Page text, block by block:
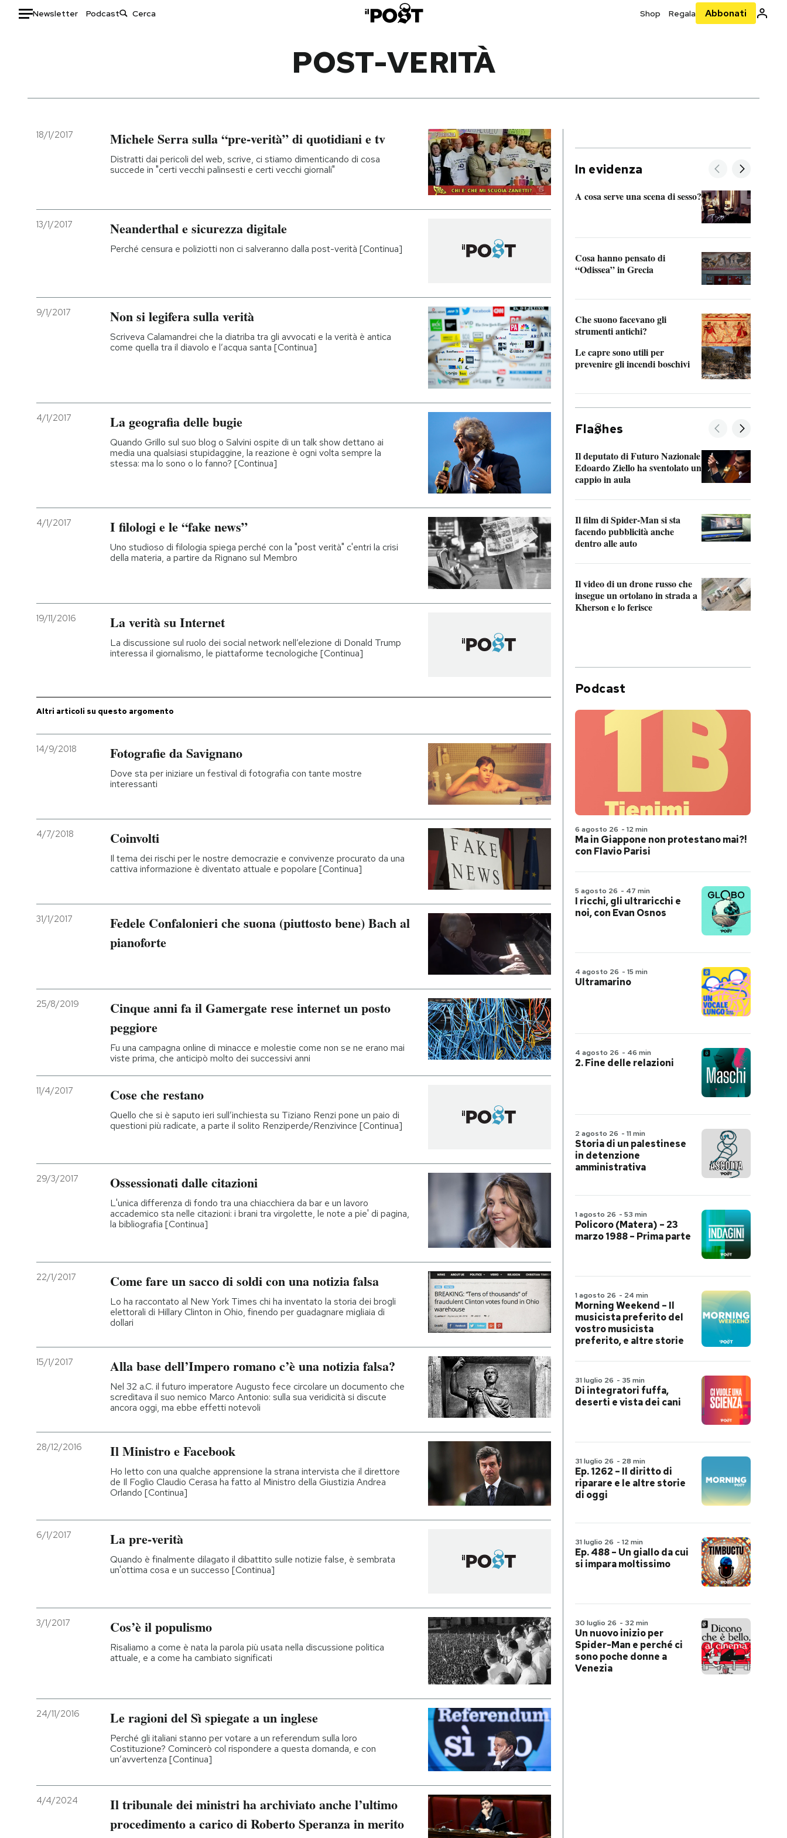
Newsletter Podcast Shop Regala Abbonati
Italia
Politica
Moda
Ok Boomer!
Mondiali calcio 2026
SHOP
POST-VERITÀ
18/1/2017 Michele Serra sulla “pre-verità” di quotidiani e tv
Distratti dai pericoli del web, scrive, ci stiamo dimenticando di cosa
succede in "certi vecchi palinsesti e certi vecchi giornali"
13/1/2017 Neanderthal e sicurezza digitale
Perché censura e poliziotti non ci salveranno dalla post-verità [Continua]
9/1/2017 Non si legifera sulla verità
Scriveva Calamandrei che la diatriba tra gli avvocati e la verità è antica
come quella tra il diavolo e l’acqua santa [Continua]
4/1/2017 La geografia delle bugie
Quando Grillo sul suo blog o Salvini ospite di un talk show dettano ai
media una qualsiasi stupidaggine, la reazione è ogni volta sempre la
stessa: ma lo sono o lo fanno? [Continua]
4/1/2017 I filologi e le “fake news”
Uno studioso di filologia spiega perché con la "post verità" c'entri la crisi
della materia, a partire da Rignano sul Membro
19/11/2016 La verità su Internet
La discussione sul ruolo dei social network nell’elezione di Donald Trump
interessa il giornalismo, le piattaforme tecnologiche [Continua]
Altri articoli su questo argomento
14/9/2018 Fotografie da Savignano
Dove sta per iniziare un festival di fotografia con tante mostre
interessanti
4/7/2018 Coinvolti
Il tema dei rischi per le nostre democrazie e convivenze procurato da una
cattiva informazione è diventato attuale e popolare [Continua]
31/1/2017
Fedele Confalonieri che suona (piuttosto bene) Bach al
pianoforte
25/8/2019
Cinque anni fa il Gamergate rese internet un posto
peggiore
Fu una campagna online di minacce e molestie come non se ne erano mai
viste prima, che anticipò molto dei successivi anni
11/4/2017 Cose che restano
Quello che si è saputo ieri sull’inchiesta su Tiziano Renzi pone un paio di
questioni più radicate, a parte il solito Renziperde/Renzivince [Continua]
29/3/2017 Ossessionati dalle citazioni
L'unica differenza di fondo tra una chiacchiera da bar e un lavoro
accademico sta nelle citazioni: i brani tra virgolette, le note a pie' di pagina,
la bibliografia [Continua]
22/1/2017 Come fare un sacco di soldi con una notizia falsa
Lo ha raccontato al New York Times chi ha inventato la storia dei brogli
elettorali di Hillary Clinton in Ohio, finendo per guadagnare migliaia di
dollari
15/1/2017 Alla base dell’Impero romano c’è una notizia falsa?
Nel 32 a.C. il futuro imperatore Augusto fece circolare un documento che
screditava il suo nemico Marco Antonio: sulla sua veridicità si discute
ancora oggi, ma ebbe effetti notevoli
28/12/2016 Il Ministro e Facebook
Ho letto con una qualche apprensione la strana intervista che il direttore
de Il Foglio Claudio Cerasa ha fatto al Ministro della Giustizia Andrea
Orlando [Continua]
6/1/2017 La pre-verità
Quando è finalmente dilagato il dibattito sulle notizie false, è sembrata
un'ottima cosa e un successo [Continua]
3/1/2017 Cos’è il populismo
Risaliamo a come è nata la parola più usata nella discussione politica
attuale, e a come ha cambiato significati
24/11/2016 Le ragioni del Sì spiegate a un inglese
Perché gli italiani stanno per votare a un referendum sulla loro
Costituzione? Comincerò col rispondere a questa domanda, e con
un’avvertenza [Continua]
4/4/2024
Il tribunale dei ministri ha archiviato anche l’ultimo
procedimento a carico di Roberto Speranza in merito
In evidenza
A cosa serve una scena di sesso?
Cosa hanno pensato di
“Odissea” in Grecia
Che suono facevano gli
strumenti antichi?
Le capre sono utili per
prevenire gli incendi boschivi
Fla hes
Il deputato di Futuro Nazionale
Edoardo Ziello ha sventolato un
cappio in aula
Il film di Spider-Man si sta
facendo pubblicità anche
dentro alle auto
Il video di un drone russo che
insegue un ortolano in strada a
Kherson e lo ferisce
Podcast
6 agosto 26 - 12 min
Ma in Giappone non protestano mai?!
con Flavio Parisi
5 agosto 26 - 47 min
I ricchi, gli ultraricchi e
noi, con Evan Osnos
4 agosto 26 - 15 min
Ultramarino
4 agosto 26 - 46 min
2. Fine delle relazioni
2 agosto 26 - 11 min
Storia di un palestinese
in detenzione
amministrativa
1 agosto 26 - 53 min
Policoro (Matera) – 23
marzo 1988 – Prima parte
1 agosto 26 - 24 min
Morning Weekend – Il
musicista preferito del
vostro musicista
preferito, e altre storie
31 luglio 26 - 35 min
Di integratori fuffa,
deserti e vista dei cani
31 luglio 26 - 28 min
Ep. 1262 – Il diritto di
riparare e le altre storie
di oggi
31 luglio 26 - 12 min
Ep. 488 – Un giallo da cui
si impara moltissimo
30 luglio 26 - 32 min
Un nuovo inizio per
Spider-Man e perché ci
sono poche donne a
Venezia